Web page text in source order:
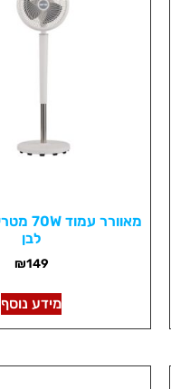
לבן
₪149
מידע נוסף